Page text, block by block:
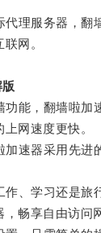
理服务器，翻
网。
能，翻墙啦加
网速度更快。
速器采用先进
、学习还是旅
畅享自由访问